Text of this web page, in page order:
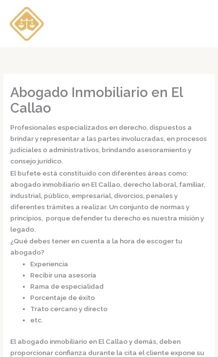
contenido
Abogado Inmobiliario en El
Callao
Profesionales especializados en derecho, dispuestos a
brindar y representar a las partes involucradas, en procesos
judiciales o administrativos, brindando asesoramiento y
consejo jurídico.
El bufete está constituido con diferentes áreas como:
abogado inmobiliario en El Callao, derecho laboral, familiar,
industrial, público, empresarial, divorcios, penales y
diferentes trámites a realizar. Un conjunto de normas y
principios, porque defender tu derecho es nuestra misión y
legado.
¿Qué debes tener en cuenta a la hora de escoger tu
abogado?
Experiencia
Recibir una asesoría
Rama de especialidad
Porcentaje de éxito
Trato cercano y directo
etc.
El abogado inmobiliario en El Callaoy demás, deben
proporcionar confianza durante la cita el cliente expone su